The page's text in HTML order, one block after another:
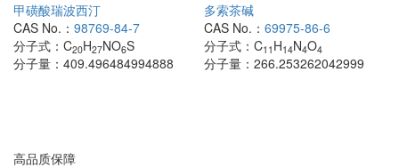
甲磺酸瑞波西汀
CAS No.： 98769-84-7
分子式： C20H27NO6S
分子量： 409.496484994888
多索茶碱
CAS No.： 69975-86-6
分子式： C11 H14N4O4
分子量： 266.253262042999
高品质保障